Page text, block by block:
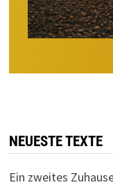
NEUESTE TEXTE
Ein zweites